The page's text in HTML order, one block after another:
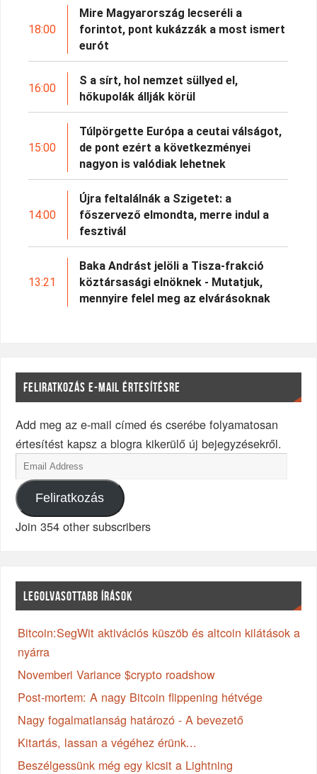
18:00
Mire Magyarország lecseréli a
forintot, pont kukázzák a most ismert
eurót
16:00
S a sírt, hol nemzet süllyed el,
hőkupolák állják körül
15:00
Túlpörgette Európa a ceutai válságot,
de pont ezért a következményei
nagyon is valódiak lehetnek
14:00
Újra feltalálnák a Szigetet: a
főszervező elmondta, merre indul a
fesztivál
13:21
Baka Andrást jelöli a Tisza-frakció
köztársasági elnöknek - Mutatjuk,
mennyire felel meg az elvárásoknak
FELIRATKOZÁS E-MAIL ÉRTESÍTÉSRE
Add meg az e-mail címed és cserébe folyamatosan
értesítést kapsz a blogra kikerülő új bejegyzésekről.
Feliratkozás
Join 354 other subscribers
LEGOLVASOTTABB ÍRÁSOK
Bitcoin:SegWit aktivációs küszöb és altcoin kilátások a
nyárra
Novemberi Variance $crypto roadshow
Post-mortem: A nagy Bitcoin flippening hétvége
Nagy fogalmatlanság határozó - A bevezető
Kitartás, lassan a végéhez érünk...
Beszélgessünk még egy kicsit a Lightning